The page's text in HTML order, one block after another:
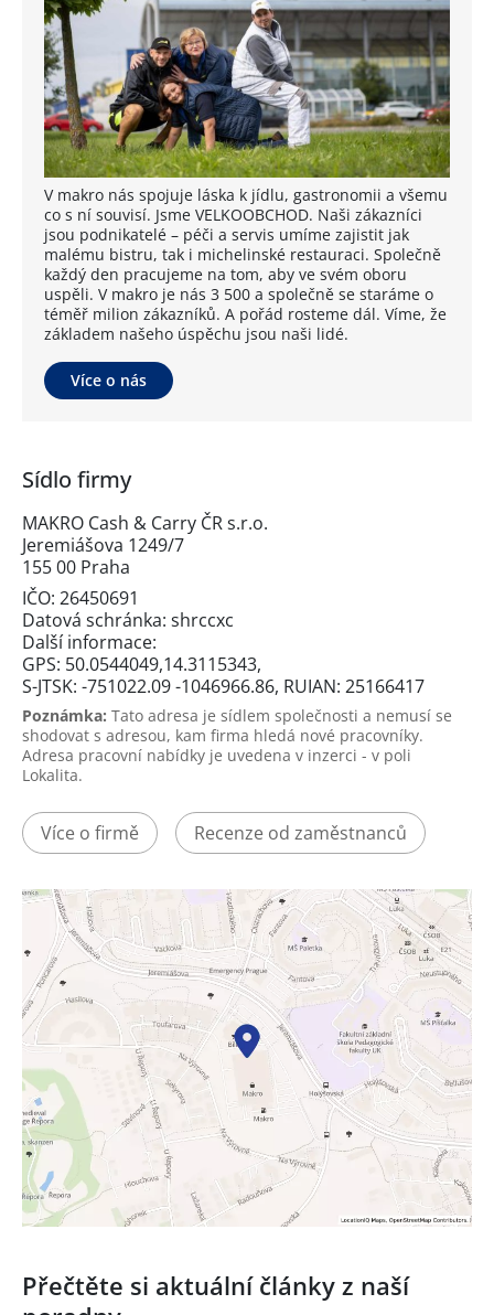
V makro nás spojuje láska k jídlu, gastronomii a všemu
co s ní souvisí. Jsme VELKOOBCHOD. Naši zákazníci
jsou podnikatelé – péči a servis umíme zajistit jak
malému bistru, tak i michelinské restauraci. Společně
každý den pracujeme na tom, aby ve svém oboru
uspěli. V makro je nás 3 500 a společně se staráme o
téměř milion zákazníků. A pořád rosteme dál. Víme, že
základem našeho úspěchu jsou naši lidé.
Více o nás
Sídlo firmy
MAKRO Cash & Carry ČR s.r.o.
Jeremiášova 1249/7
155 00 Praha
IČO: 26450691
Datová schránka: shrccxc
Další informace:
GPS: 50.0544049,14.3115343,
S-JTSK: -751022.09 -1046966.86, RUIAN: 25166417
Poznámka: Tato adresa je sídlem společnosti a nemusí se
shodovat s adresou, kam firma hledá nové pracovníky.
Adresa pracovní nabídky je uvedena v inzerci - v poli
Lokalita.
Více o firmě Recenze od zaměstnanců
Přečtěte si aktuální články z naší